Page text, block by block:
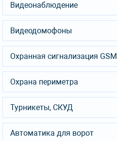
Видеонаблюдение
Видеодомофоны
Охранная сигнализация GSM
Охрана периметра
Турникеты, СКУД
Автоматика для ворот